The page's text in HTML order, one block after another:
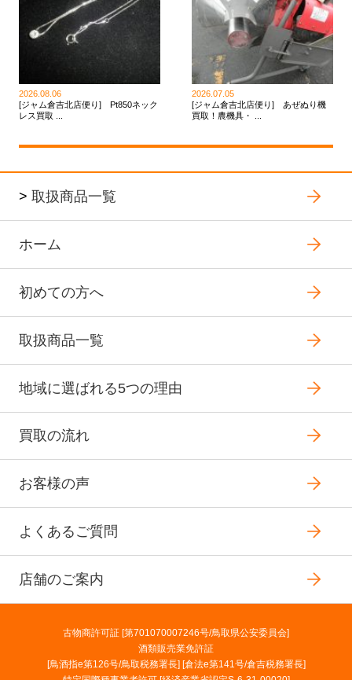
2026.08.06
[ジャム倉吉北店便り] Pt850ネック
レス買取 ...
2026.07.05
[ジャム倉吉北店便り] あぜぬり機
買取！農機具・ ...
> 取扱商品一覧
ホーム
初めての方へ
取扱商品一覧
地域に選ばれる5つの理由
買取の流れ
お客様の声
よくあるご質問
店舗のご案内
古物商許可証 [第701070007246号/鳥取県公安委員会]
酒類販売業免許証
[鳥酒指e第126号/鳥取税務署長] [倉法e第141号/倉吉税務署長]